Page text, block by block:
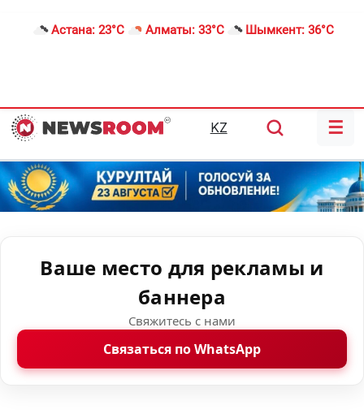
Астана: 23°C Алматы: 33°C Шымкент: 36°C
KZ ☰
Ваше место для рекламы и
баннера
Свяжитесь с нами
Связаться по WhatsApp